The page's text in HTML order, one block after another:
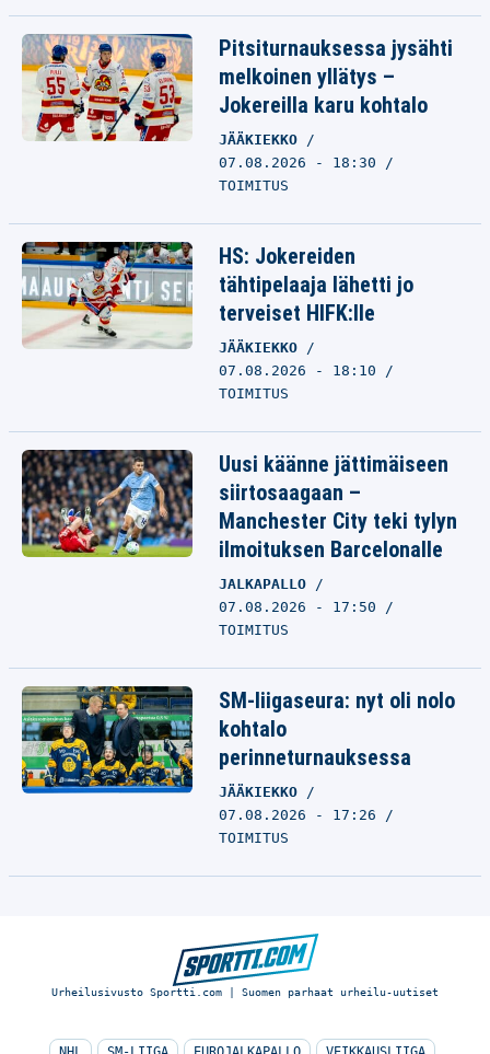
Pitsiturnauksessa jysähti
melkoinen yllätys –
Jokereilla karu kohtalo
JÄÄKIEKKO
07.08.2026 - 18:30
TOIMITUS
HS: Jokereiden
tähtipelaaja lähetti jo
terveiset HIFK:lle
JÄÄKIEKKO
07.08.2026 - 18:10
TOIMITUS
Uusi käänne jättimäiseen
siirtosaagaan –
Manchester City teki tylyn
ilmoituksen Barcelonalle
JALKAPALLO
07.08.2026 - 17:50
TOIMITUS
SM-liigaseura: nyt oli nolo
kohtalo
perinneturnauksessa
JÄÄKIEKKO
07.08.2026 - 17:26
TOIMITUS
Urheilusivusto Sportti.com | Suomen parhaat urheilu-uutiset